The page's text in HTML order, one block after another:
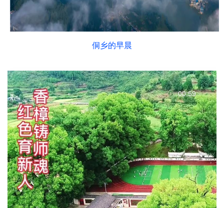
侗乡的早晨
00:59